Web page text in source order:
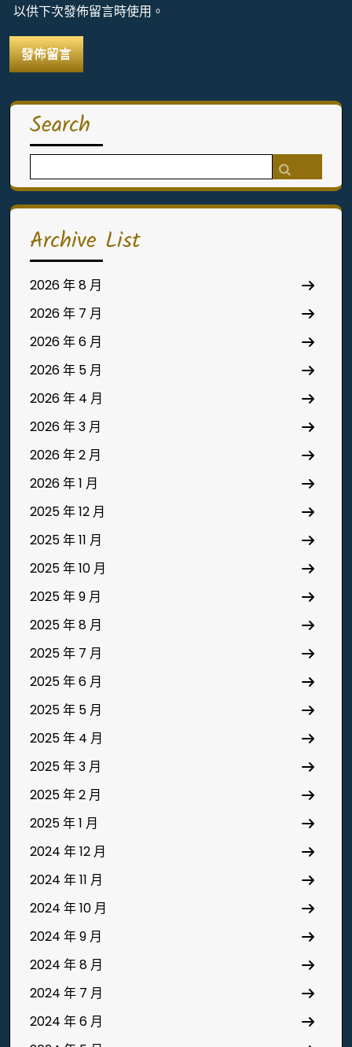
以供下次發佈留言時使用。
Search
for:
Archive List
2026 年 8 月
2026 年 7 月
2026 年 6 月
2026 年 5 月
2026 年 4 月
2026 年 3 月
2026 年 2 月
2026 年 1 月
2025 年 12 月
2025 年 11 月
2025 年 10 月
2025 年 9 月
2025 年 8 月
2025 年 7 月
2025 年 6 月
2025 年 5 月
2025 年 4 月
2025 年 3 月
2025 年 2 月
2025 年 1 月
2024 年 12 月
2024 年 11 月
2024 年 10 月
2024 年 9 月
2024 年 8 月
2024 年 7 月
2024 年 6 月